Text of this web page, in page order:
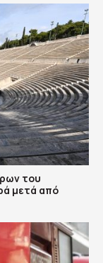
του
μετά από